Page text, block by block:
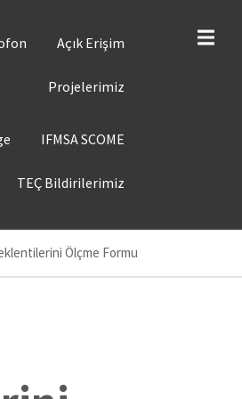
Açık Erişim
Projelerimiz
IFMSA SCOME
TEÇ Bildirilerimiz
Ölçme Formu